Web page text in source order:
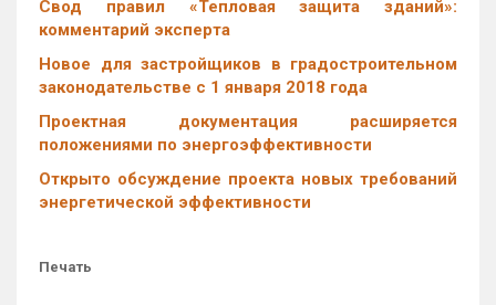
Свод правил «Тепловая защита зданий»:
комментарий эксперта
Новое для застройщиков в градостроительном
законодательстве с 1 января 2018 года
Проектная документация расширяется
положениями по энергоэффективности
Открыто обсуждение проекта новых требований
энергетической эффективности
Печать